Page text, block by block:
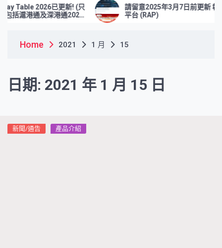
Table 2026已更新! (只
括滬港通及深港通2026
請留意2025年3月7日前更新 報表
平台 (RAP)
Home 2021 1 月 15
日期: 2021 年 1 月 15 日
新聞/通告 產品介紹